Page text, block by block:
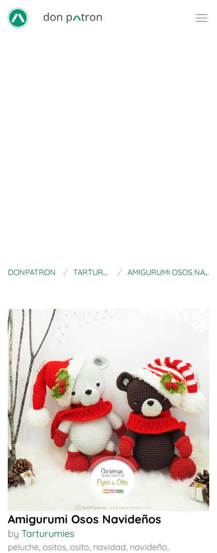
DONPATRON TARTURUMIES AMIGURUMI OSOS NAVIDEÑOS
Amigurumi Osos Navideños
by Tarturumies
peluche, ositos, osito, navidad, navideño,